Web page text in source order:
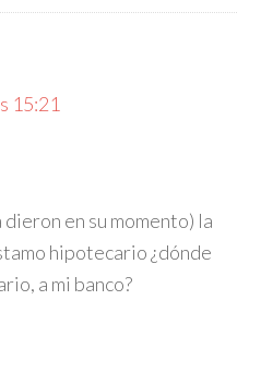
15:21
en su momento) la
hipotecario ¿dónde
a mi banco?